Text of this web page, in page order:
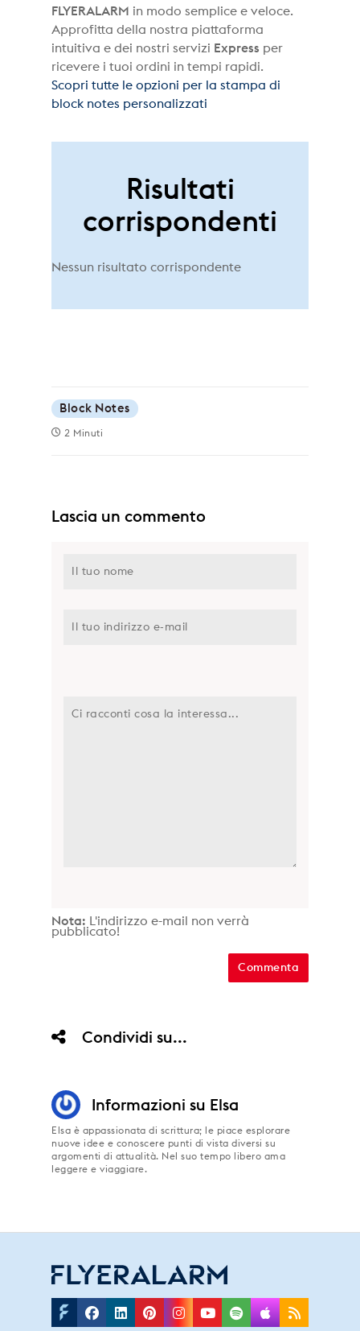
FLYERALARM in modo semplice e veloce.
Approfitta della nostra piattaforma
intuitiva e dei nostri servizi Express per
ricevere i tuoi ordini in tempi rapidi.
Scopri tutte le opzioni per la stampa di
block notes personalizzati
Risultati
corrispondenti
Nessun risultato corrispondente
Block Notes
2 Minuti
Lascia un commento
Nota: L'indirizzo e-mail non verrà
pubblicato!
Condividi su...
Informazioni su Elsa
Elsa è appassionata di scrittura; le piace esplorare
nuove idee e conoscere punti di vista diversi su
argomenti di attualità. Nel suo tempo libero ama
leggere e viaggiare.
Facebook
Linkedin
Pinterest
Instagram
Youtube
SpotifyRss